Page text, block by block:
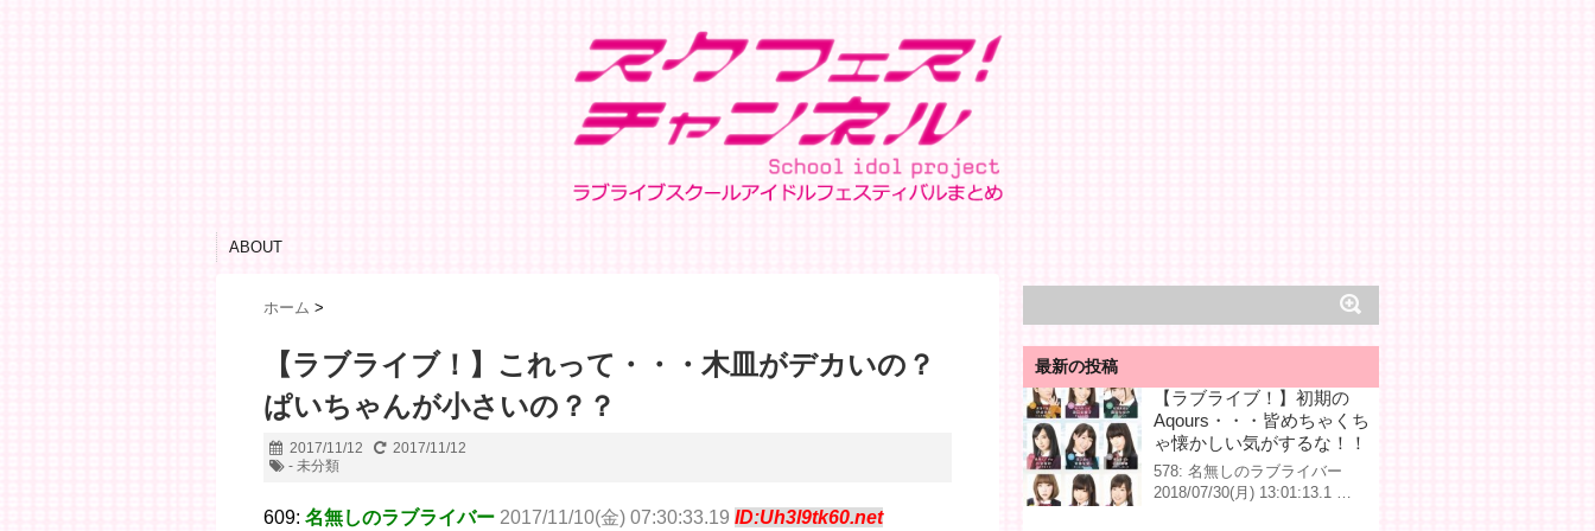
ABOUT
ホーム >
【ラブライブ！】これって・・・木皿がデカいの？
ぱいちゃんが小さいの？？
2017/11/12
2017/11/12
- 未分類
609: 名無しのラブライバー 2017/11/10(金) 07:30:33.19 ID:Uh3l9tk60.net
最新の投稿
【ラブライブ！】初期の
Aqours・・・皆めちゃくち
ゃ懐かしい気がするな！！
578: 名無しのラブライバー
2018/07/30(月) 13:01:13.1 …